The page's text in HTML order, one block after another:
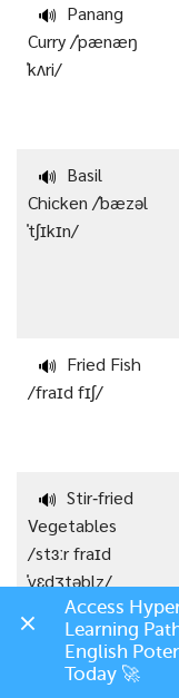
🔊 Panang
Curry /ˈpænæŋ
ˈkʌri/
🔊 Basil
Chicken /ˈbæzəl
ˈtʃɪkɪn/
🔊 Fried Fish
/fraɪd fɪʃ/
🔊 Stir‑fried
Vegetables
/stɜːr fraɪd
ˈvɛdʒtəblz/
Grilled Pork
/ɡrɪld pɔːrk/
Access
Learning
English
Today 🚀